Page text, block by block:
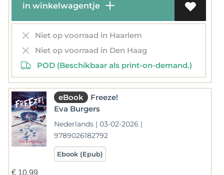
in winkelwagentje
Niet op voorraad in Haarlem
Niet op voorraad in Den Haag
POD (Beschikbaar als print-on-demand.)
eBook
Freeze!
Eva Burgers
Nederlands | 03-02-2026 |
9789026182792
Ebook (Epub)
€10,99